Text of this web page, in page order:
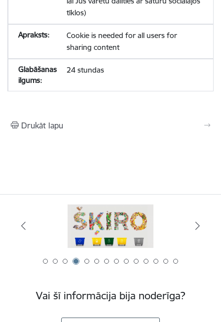
tīklos)
Cookie is needed for all users for
sharing content
24 stundas
Drukāt lapu
Vai šī informācija bija noderīga?